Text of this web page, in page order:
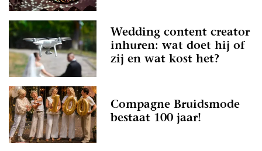
Wedding content creator
inhuren: wat doet hij of
zij en wat kost het?
Compagne Bruidsmode
bestaat 100 jaar!